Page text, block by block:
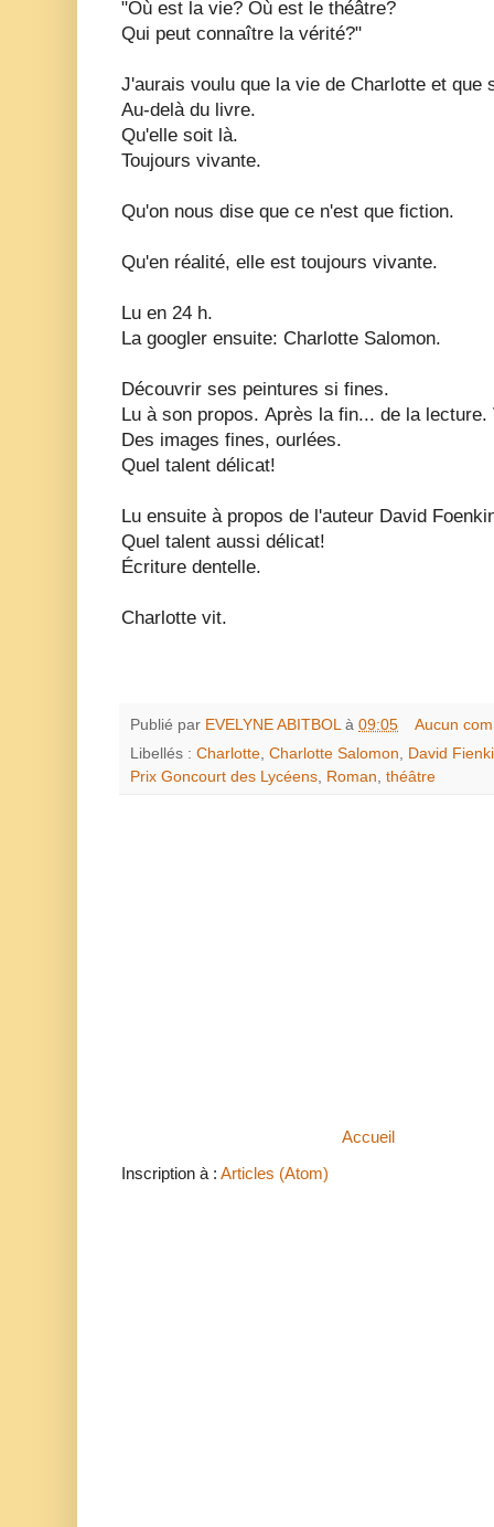
"Où est la vie? Où est le théâtre?
Qui peut connaître la vérité?"
J'aurais voulu que la vie de Charlotte et que
Au-delà du livre.
Qu'elle soit là.
Toujours vivante.
Qu'on nous dise que ce n'est que fiction.
Qu'en réalité, elle est toujours vivante.
Lu en 24 h.
La googler ensuite: Charlotte Salomon.
Découvrir ses peintures si fines.
Lu à son propos. Après la fin... de la lecture.
Des images fines, ourlées.
Quel talent délicat!
Lu ensuite à propos de l'auteur David
Quel talent aussi délicat!
Écriture dentelle.
Charlotte vit.
Publié par EVELYNE ABITBOL à 09:05
Aucun
Libellés : Charlotte, Charlotte Salomon, David
Prix Goncourt des Lycéens, Roman, théâtre
Accueil
Inscription à : Articles (Atom)